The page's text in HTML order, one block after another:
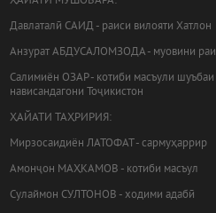
Давлаталӣ САИД - раиси вилояти Хатлон
Анзурат АБДУСАЛОМЗОДА - муовини
Салимиён ОЗАР - котиби масъули
нависандагони Тоҷикистон
ҲАЙАТИ ТАҲРИРИЯ:
Мирзосаидиён ЛАТОФАТ - сармуҳаррир
Амонҷон МАҲКАМОВ - котиби масъул
Сулаймон СУЛТОНОВ - ходими адабӣ